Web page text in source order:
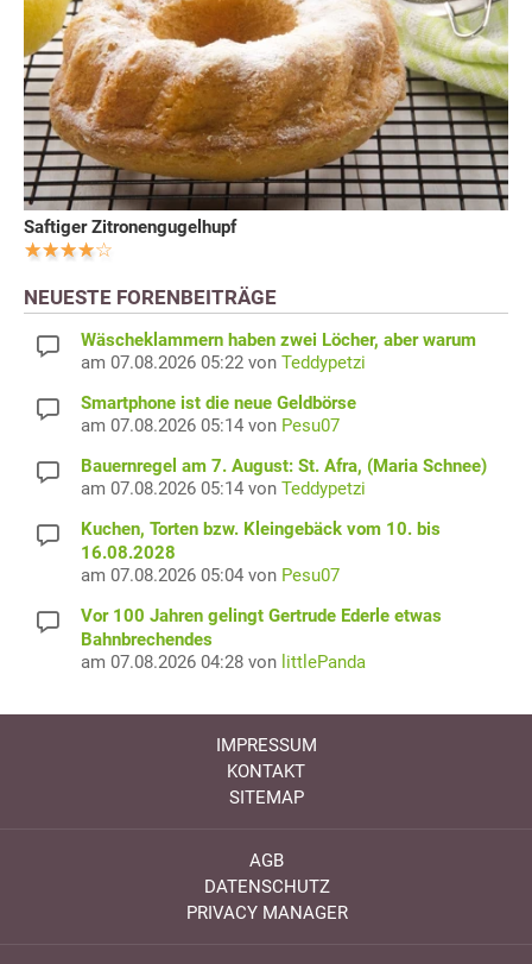
Saftiger Zitronengugelhupf
NEUESTE FORENBEITRÄGE
Wäscheklammern haben zwei Löcher, aber warum
am 07.08.2026 05:22 von Teddypetzi
Smartphone ist die neue Geldbörse
am 07.08.2026 05:14 von Pesu07
Bauernregel am 7. August: St. Afra, (Maria Schnee)
am 07.08.2026 05:14 von Teddypetzi
Kuchen, Torten bzw. Kleingebäck vom 10. bis
16.08.2028
am 07.08.2026 05:04 von Pesu07
Vor 100 Jahren gelingt Gertrude Ederle etwas
Bahnbrechendes
am 07.08.2026 04:28 von littlePanda
IMPRESSUM
KONTAKT
SITEMAP
AGB
DATENSCHUTZ
PRIVACY MANAGER